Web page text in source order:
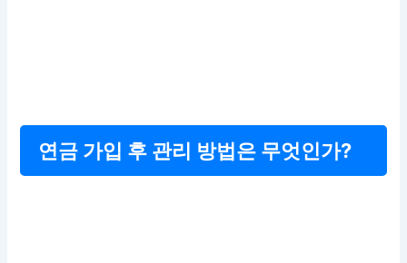
연금 가입 후 관리 방법은 무엇인가?